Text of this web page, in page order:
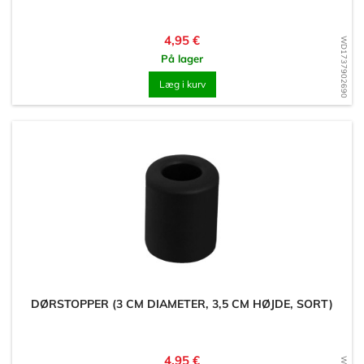
WD1737902690
Pris
4,95 €
På lager
Læg i kurv
DØRSTOPPER (3 CM DIAMETER, 3,5 CM HØJDE, SORT)
Pris
4,95 €